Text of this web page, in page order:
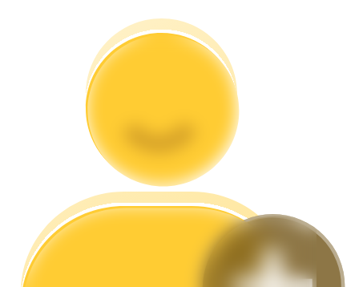
Руководство для начинающих по фьючерсам